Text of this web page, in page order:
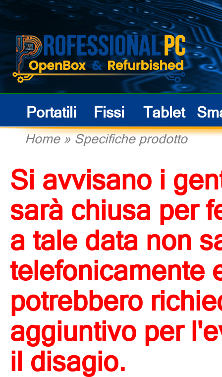
Portatili Fissi Tablet
Home»Specifiche prodotto
Si avvisano i
sarà chiusa per
a tale data non
telefonicamente
potrebbero
aggiuntivo per
il disagio.